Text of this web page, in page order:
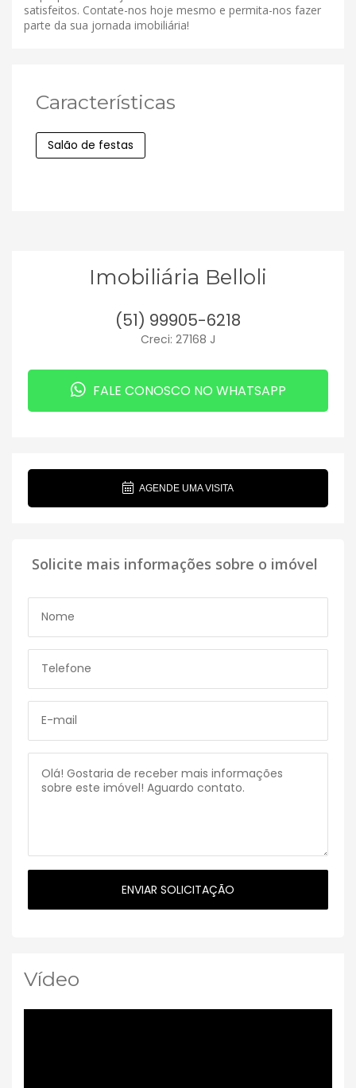
satisfeitos. Contate-nos hoje mesmo e permita-nos fazer
parte da sua jornada imobiliária!
Características
Salão de festas
Imobiliária Belloli
(51) 99905-6218
Creci: 27168 J
FALE CONOSCO NO WHATSAPP
AGENDE UMA VISITA
Solicite mais informações sobre o imóvel
Vídeo